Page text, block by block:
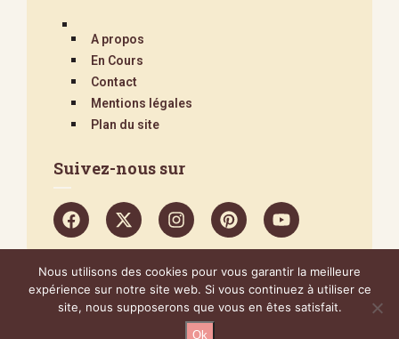
A propos
En Cours
Contact
Mentions légales
Plan du site
Suivez-nous sur
@2024 – Tous droits réservés.Poucinette Cook
Nous utilisons des cookies pour vous garantir la meilleure
expérience sur notre site web. Si vous continuez à utiliser ce
site, nous supposerons que vous en êtes satisfait.
Ok